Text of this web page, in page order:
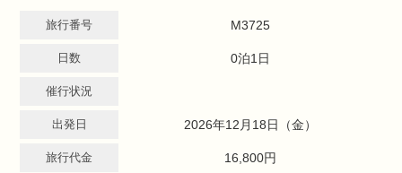
旅行番号 M3725
日数 0泊1日
催行状況
出発日 2026年12月18日（金）
旅行代金 16,800円